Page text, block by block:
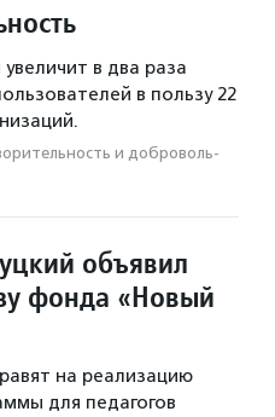
в два раза
в пользу 22
и доброволь­
объявил
фонда «Новый
на реализацию
для педагогов